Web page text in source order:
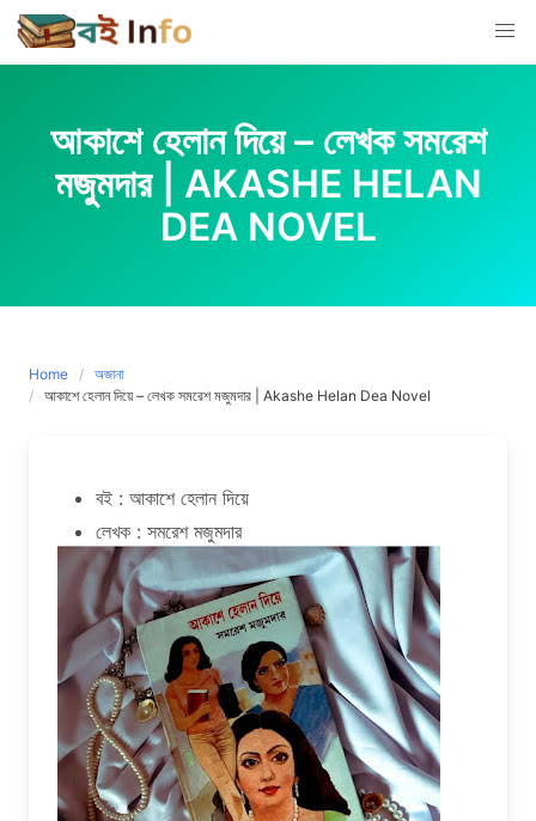
Skip
to
content
আকাশে হেলান দিয়ে – লেখক সমরেশ
মজুমদার | AKASHE HELAN
DEA NOVEL
Home
অজানা
আকাশে হেলান দিয়ে – লেখক সমরেশ মজুমদার | Akashe Helan Dea Novel
বই : আকাশে হেলান দিয়ে
লেখক : সমরেশ মজুমদার